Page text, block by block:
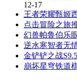
12-17
王者荣耀甄姬
点击冒险之旅
幻兽帕鲁伯乐
逆水寒智者无
金铲铲之战
崩坏星穹铁道